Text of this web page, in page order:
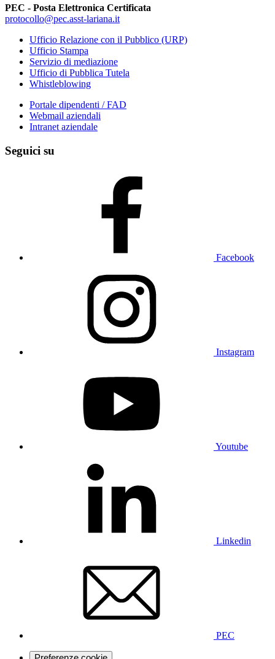
PEC - Posta Elettronica Certificata
protocollo@pec.asst-lariana.it
Ufficio Relazione con il Pubblico (URP)
Ufficio Stampa
Servizio di mediazione
Ufficio di Pubblica Tutela
Whistleblowing
Portale dipendenti / FAD
Webmail aziendali
Intranet aziendale
Seguici su
Facebook
Instagram
Youtube
Linkedin
PEC